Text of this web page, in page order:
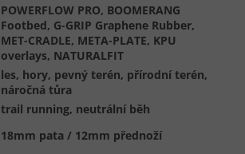
POWERFLOW PRO, BOOMERANG
Footbed, G-GRIP Graphene Rubber,
MET-CRADLE, META-PLATE, KPU
overlays, NATURALFIT
les, hory, pevný terén, přírodní terén,
náročná tůra
trail running, neutrální běh
18mm pata / 12mm přednoží